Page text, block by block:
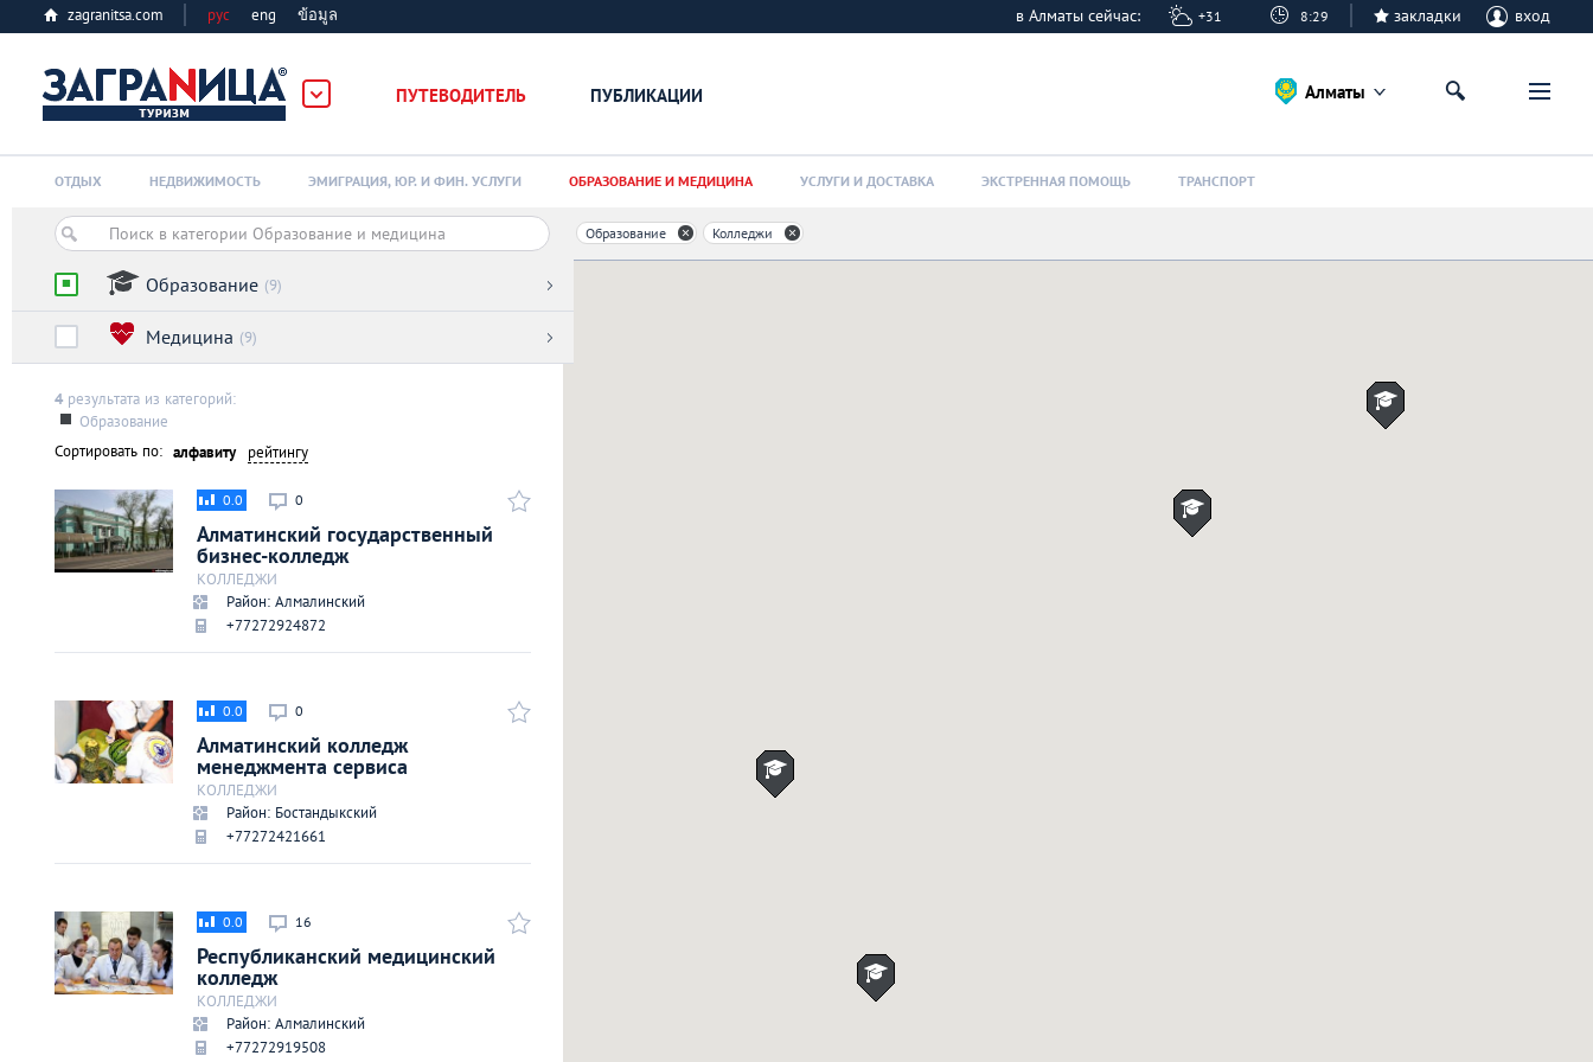
zagranitsa.com рус eng ข้อมูล в Алматы сейчас: +31 8:29 закладки вход
ПУТЕВОДИТЕЛЬ ПУБЛИКАЦИИ
Алматы
Астана
Киев
Лондон
Москва
Париж
Паттайя
Пхукет
Санкт-Петербург
Алматы
ОТДЫХ НЕДВИЖИМОСТЬ ЭМИГРАЦИЯ, ЮР. И ФИН. УСЛУГИ ОБРАЗОВАНИЕ И МЕДИЦИНА УСЛУГИ И ДОСТАВКА ЭКСТРЕННАЯ ПОМОЩЬ ТРАНСПОРТ
Образование (9)
Медицина (9)
4 результата из категорий:
Образование
Сортировать по: алфавиту рейтингу
0
0.0
Алматинский государственный
бизнес-колледж
КОЛЛЕДЖИ
Район: Алмалинский
+77272924872
0
0.0
Алматинский колледж
менеджмента сервиса
КОЛЛЕДЖИ
Район: Бостандыкский
+77272421661
16
0.0
Республиканский медицинский
колледж
КОЛЛЕДЖИ
Район: Алмалинский
+77272919508
Образование Колледжи